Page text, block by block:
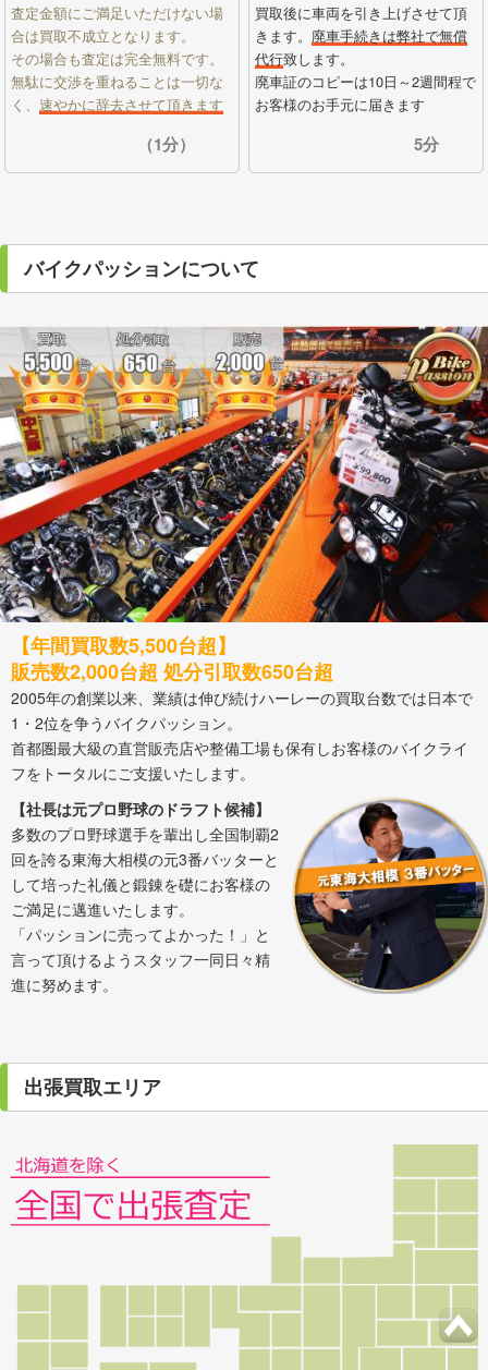
査定金額にご満足いただけない場
合は買取不成立となります。
その場合も査定は完全無料です。
無駄に交渉を重ねることは一切な
く、速やかに辞去させて頂きます
（1分）
買取後に車両を引き上げさせて頂
きます。 廃車手続きは弊社で無償
代行致します。
廃車証のコピーは10日～2週間程で
お客様のお手元に届きます
5分
バイクパッションについて
【年間買取数5,500台超】
販売数2,000台超 処分引取数650台超
2005年の創業以来、業績は伸び続けハーレーの買取台数では日本で
1・2位を争うバイクパッション。
首都圏最大級の直営販売店や整備工場も保有しお客様のバイクライ
フをトータルにご支援いたします。
【社長は元プロ野球のドラフト候補】
多数のプロ野球選手を輩出し全国制覇2
回を誇る東海大相模の元3番バッターと
して培った礼儀と鍛錬を礎にお客様の
ご満足に邁進いたします。
「パッションに売ってよかった！」と
言って頂けるようスタッフ一同日々精
進に努めます。
出張買取エリア